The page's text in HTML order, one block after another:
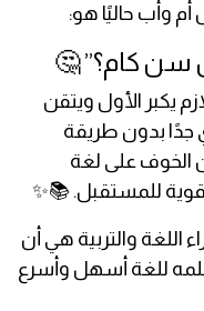
وأب حاليًا هو:
سن كام؟” 🤔
يكبر الأول ويتقن
جدًا بدون طريقة
الخوف على لغة
للمستقبل. 📚✨
اللغة والتربية هي أن
للغة أسهل وأسرع